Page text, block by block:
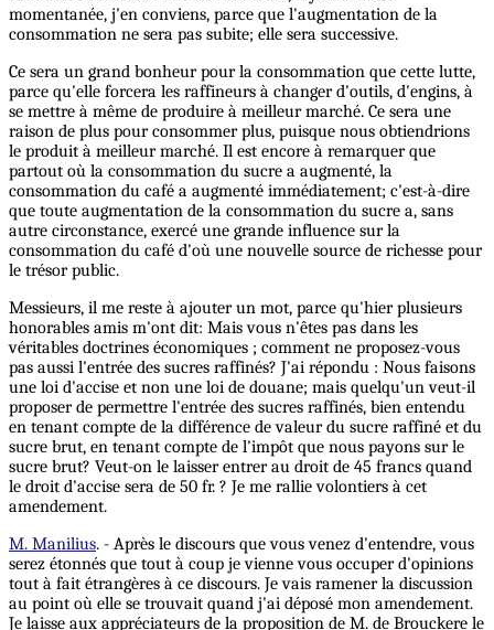
momentanée, j'en conviens, parce que l'augmentation de la
consommation ne sera pas subite; elle sera successive.
Ce sera un grand bonheur pour la consommation que cette lutte,
parce qu'elle forcera les raffineurs à changer d'outils, d'engins, à
se mettre à même de produire à meilleur marché. Ce sera une
raison de plus pour consommer plus, puisque nous obtiendrions
le produit à meilleur marché. Il est encore à remarquer que
partout où la consommation du sucre a augmenté, la
consommation du café a augmenté immédiatement; c'est-à-dire
que toute augmentation de la consommation du sucre a, sans
autre circonstance, exercé une grande influence sur la
consommation du café d'où une nouvelle source de richesse pour
le trésor public.
Messieurs, il me reste à ajouter un mot, parce qu'hier plusieurs
honorables amis m'ont dit: Mais vous n'êtes pas dans les
véritables doctrines économiques ; comment ne proposez-vous
pas aussi l'entrée des sucres raffinés? J'ai répondu : Nous faisons
une loi d'accise et non une loi de douane; mais quelqu'un veut-il
proposer de permettre l'entrée des sucres raffinés, bien entendu
en tenant compte de la différence de valeur du sucre raffiné et du
sucre brut, en tenant compte de l'impôt que nous payons sur le
sucre brut? Veut-on le laisser entrer au droit de 45 francs quand
le droit d'accise sera de 50 fr. ? Je me rallie volontiers à cet
amendement.
M. Manilius. - Après le discours que vous venez d'entendre, vous
serez étonnés que tout à coup je vienne vous occuper d'opinions
tout à fait étrangères à ce discours. Je vais ramener la discussion
au point où elle se trouvait quand j'ai déposé mon amendement.
Je laisse aux appréciateurs de la proposition de M. de Brouckere le